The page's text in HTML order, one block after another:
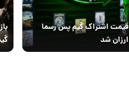
قیمت اشتراک گیم پس رسما
ارزان شد